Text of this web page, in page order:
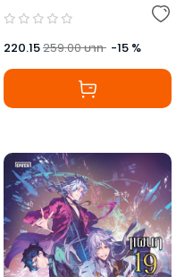
220.15259.00บาท -15 %